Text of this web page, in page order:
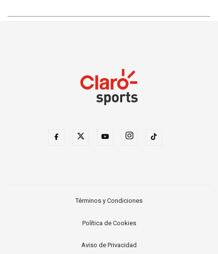
Términos y Condiciones
Política de Cookies
Aviso de Privacidad